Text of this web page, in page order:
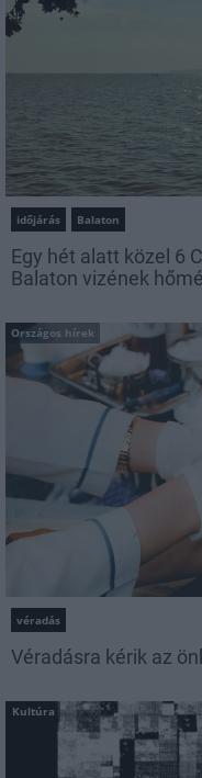
időjárás Balaton
Egy hét alatt közel 6
Balaton vizének
Országos hírek
véradás
Véradásra kérik az
Kultúra